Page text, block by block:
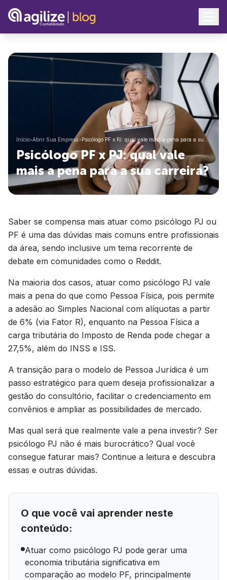
Início>Abrir Sua Empresa>Psicólogo PF x PJ: qual vale mais a pena para a su…
Psicólogo PF x PJ: qual vale
mais a pena para a sua carreira?
Saber se compensa mais atuar como psicólogo PJ ou
PF é uma das dúvidas mais comuns entre profissionais
da área, sendo inclusive um tema recorrente de
debate em comunidades como o Reddit.
Na maioria dos casos, atuar como psicólogo PJ vale
mais a pena do que como Pessoa Física, pois permite
a adesão ao Simples Nacional com alíquotas a partir
de 6% (via Fator R), enquanto na Pessoa Física a
carga tributária do Imposto de Renda pode chegar a
27,5%, além do INSS e ISS.
A transição para o modelo de Pessoa Jurídica é um
passo estratégico para quem deseja profissionalizar a
gestão do consultório, facilitar o credenciamento em
convênios e ampliar as possibilidades de mercado.
Mas qual será que realmente vale a pena investir? Ser
psicólogo PJ não é mais burocrático? Qual você
consegue faturar mais? Continue a leitura e descubra
essas e outras dúvidas.
O que você vai aprender neste
conteúdo:
Atuar como psicólogo PJ pode gerar uma
economia tributária significativa em
comparação ao modelo PF, principalmente